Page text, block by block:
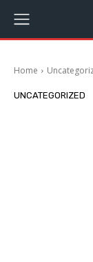
Home
UNCATEGORIZED